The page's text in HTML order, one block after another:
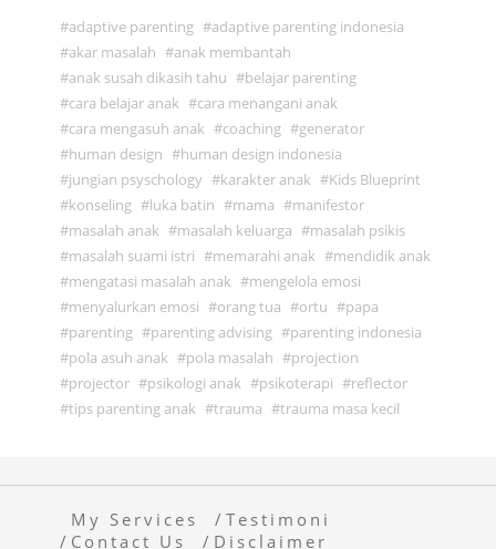
adaptive parenting
adaptive parenting indonesia
akar masalah
anak membantah
anak susah dikasih tahu
belajar parenting
cara belajar anak
cara menangani anak
cara mengasuh anak
coaching
generator
human design
human design indonesia
jungian psyschology
karakter anak
Kids Blueprint
konseling
luka batin mama
manifestor
masalah anak
masalah keluarga
masalah psikis
masalah suami istri
memarahi anak
mendidik anak
mengatasi masalah anak
mengelola emosi
menyalurkan emosi
orang tua ortu
papa
parenting
parenting advising
parenting indonesia
pola asuh anak
pola masalah
projection
projector
psikologi anak psikoterapi
reflector
tips parenting anak
trauma trauma masa kecil
My Services
Testimoni
Contact Us
Disclaimer